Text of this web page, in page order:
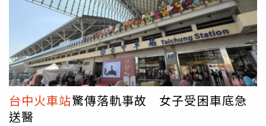
132公里處，竟接連發生2起多車追撞事故，第一起為5部自
小客車連環撞，另一處則有6部車追撞，初步判定皆為駕駛
未保持安全距離所致，雖然事故規模不小，但幸運的是2起
事故均未造成人員傷亡，僅車輛受損。目前警方也不排除，
駕駛人因目擊對向火燒車畫面分心，導致反應不及而發生追
撞事故相關肇事原因，仍由國道警察第2大隊進一步調查釐
清中。
台中火車站驚傳落軌事故 女子受困車底急
送醫